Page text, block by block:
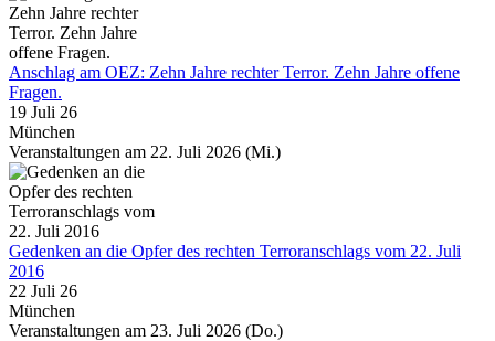
Anschlag am OEZ: Zehn Jahre rechter Terror. Zehn Jahre offene
Fragen.
19 Juli 26
München
Veranstaltungen am 22. Juli 2026 (Mi.)
Gedenken an die Opfer des rechten Terroranschlags vom 22. Juli
2016
22 Juli 26
München
Veranstaltungen am 23. Juli 2026 (Do.)